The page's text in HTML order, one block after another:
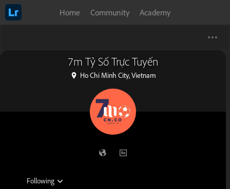
Home Community Academy
7m Tỷ Số Trực Tuyến
Ho Chi Minh City, Vietnam